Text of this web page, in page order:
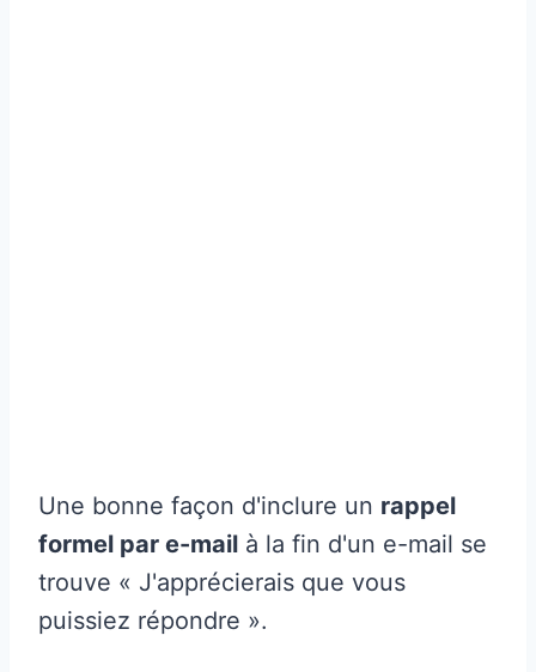
Une bonne façon d'inclure un rappel
formel par e-mail à la fin d'un e-mail se
trouve « J'apprécierais que vous
puissiez répondre ».